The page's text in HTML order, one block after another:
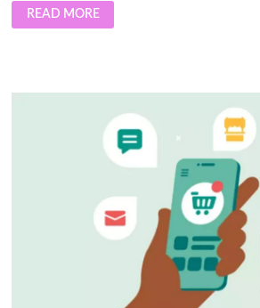
INSTAGRAM:
EL
BAZAR
COMPRAMOS
READ MORE